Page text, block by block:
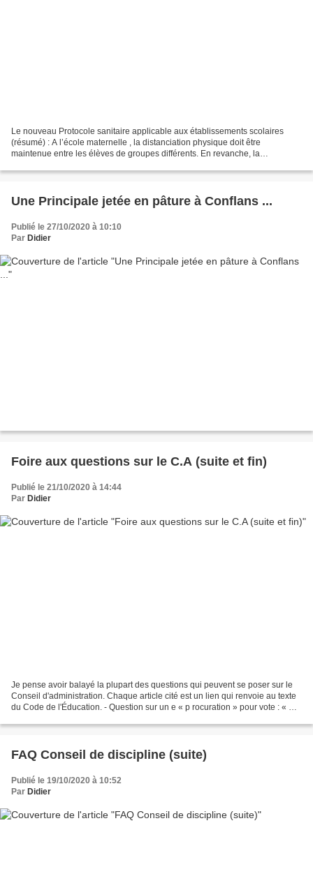
Le nouveau Protocole sanitaire applicable aux établissements scolaires
(résumé) : A l’école maternelle , la distanciation physique doit être
maintenue entre les élèves de groupes différents. En revanche, la
Une Principale jetée en pâture à Conflans ...
Publié le 27/10/2020 à 10:10
Par Didier
Foire aux questions sur le C.A (suite et fin)
Publié le 21/10/2020 à 14:44
Par Didier
Je pense avoir balayé la plupart des questions qui peuvent se poser sur le
Conseil d'administration. Chaque article cité est un lien qui renvoie au texte
du Code de l'Éducation. - Question sur un e « p rocuration » pour vote : « Si
FAQ Conseil de discipline (suite)
Publié le 19/10/2020 à 10:52
Par Didier